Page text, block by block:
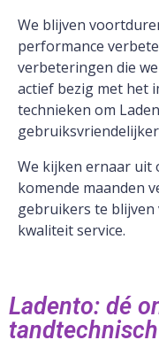
We blijven
performance
verbeteringen die
actief bezig met het
technieken om
We kijken ernaar uit
komende maanden
gebruikers te
kwaliteit service.
Ladento: dé